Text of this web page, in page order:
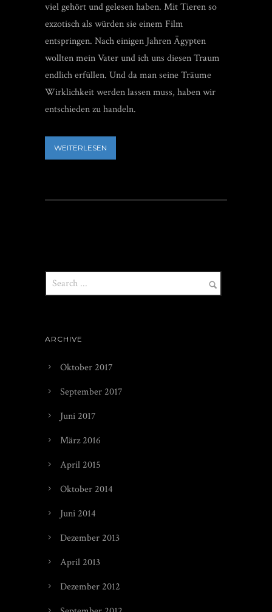
viel gehört und gelesen haben. Mit Tieren so
exzotisch als würden sie einem Film
entspringen. Nach einigen Jahren Ägypten
wollten mein Vater und ich uns diesen Traum
endlich erfüllen. Und da man seine Träume
Wirklichkeit werden lassen muss, haben wir
entschieden zu handeln.
WEITERLESEN
ARCHIVE
Oktober 2017
September 2017
Juni 2017
März 2016
April 2015
Oktober 2014
Juni 2014
Dezember 2013
April 2013
Dezember 2012